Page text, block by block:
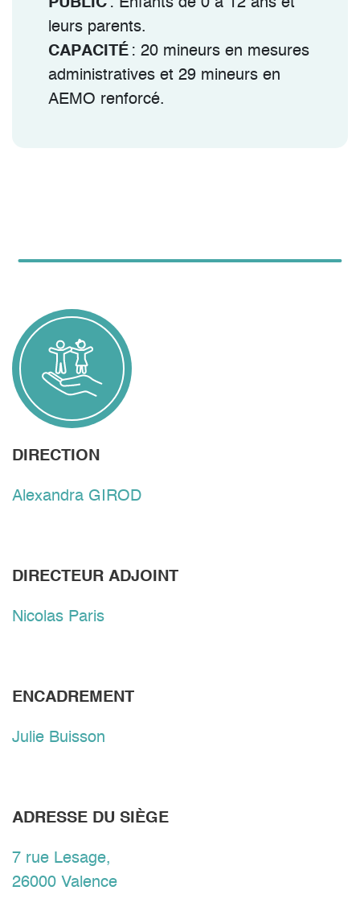
leurs parents.
CAPACITÉ : 20 mineurs en mesures
administratives et 29 mineurs en
AEMO renforcé.
DIRECTION
Alexandra GIROD
DIRECTEUR ADJOINT
Nicolas Paris
ENCADREMENT
Julie Buisson
ADRESSE DU SIÈGE
7 rue Lesage,
26000 Valence